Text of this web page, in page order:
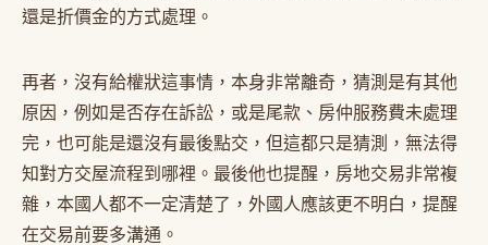
還是折價金的方式處理。
再者，沒有給權狀這事情，本身非常離奇，猜測是有其他
原因，例如是否存在訴訟，或是尾款、房仲服務費未處理
完，也可能是還沒有最後點交，但這都只是猜測，無法得
知對方交屋流程到哪裡。最後他也提醒，房地交易非常複
雜，本國人都不一定清楚了，外國人應該更不明白，提醒
在交易前要多溝通。